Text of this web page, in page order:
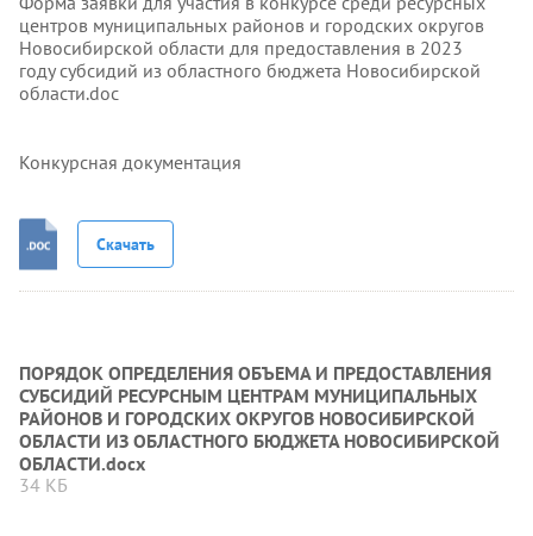
центров муниципальных районов и городских округов
Новосибирской области для предоставления в 2023
году субсидий из областного бюджета Новосибирской
области.doc
Конкурсная документация
Скачать
ПОРЯДОК ОПРЕДЕЛЕНИЯ ОБЪЕМА И ПРЕДОСТАВЛЕНИЯ
СУБСИДИЙ РЕСУРСНЫМ ЦЕНТРАМ МУНИЦИПАЛЬНЫХ
РАЙОНОВ И ГОРОДСКИХ ОКРУГОВ НОВОСИБИРСКОЙ
ОБЛАСТИ ИЗ ОБЛАСТНОГО БЮДЖЕТА НОВОСИБИРСКОЙ
ОБЛАСТИ.docx
34 КБ